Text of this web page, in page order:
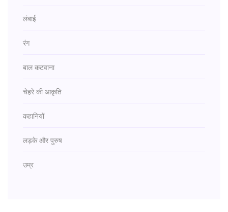
लंबाई
रंग
बाल कटवाना
चेहरे की आकृति
कहानियों
लड़के और पुरुष
उम्र